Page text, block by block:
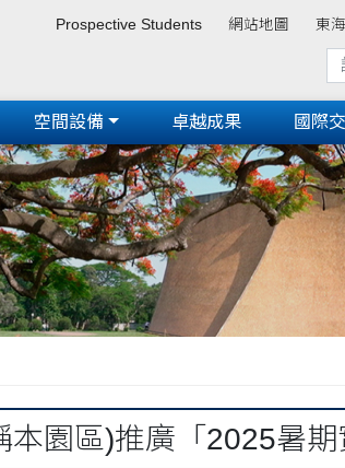
Prospective Students 網站地圖 東
空間設備 卓越成果 國際
園區)推廣「2025暑期